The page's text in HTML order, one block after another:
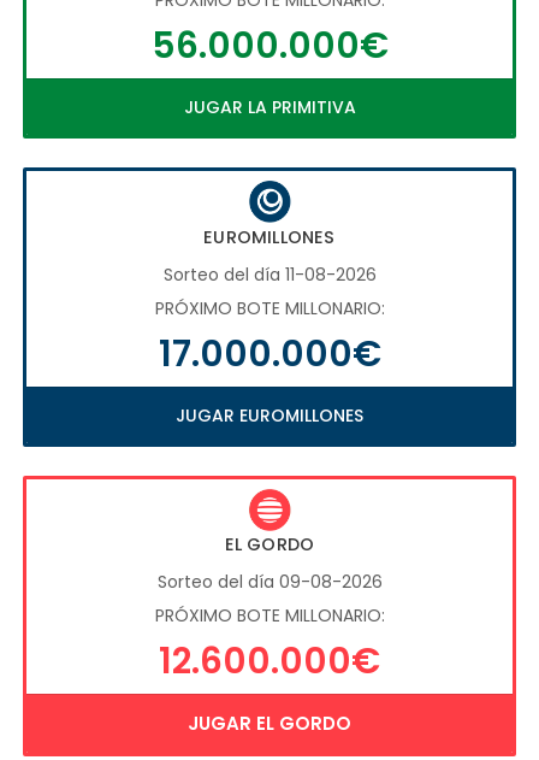
56.000.000€
JUGAR LA PRIMITIVA
EUROMILLONES
Sorteo del día 11-08-2026
PRÓXIMO BOTE MILLONARIO:
17.000.000€
JUGAR EUROMILLONES
EL GORDO
Sorteo del día 09-08-2026
PRÓXIMO BOTE MILLONARIO:
12.600.000€
JUGAR EL GORDO